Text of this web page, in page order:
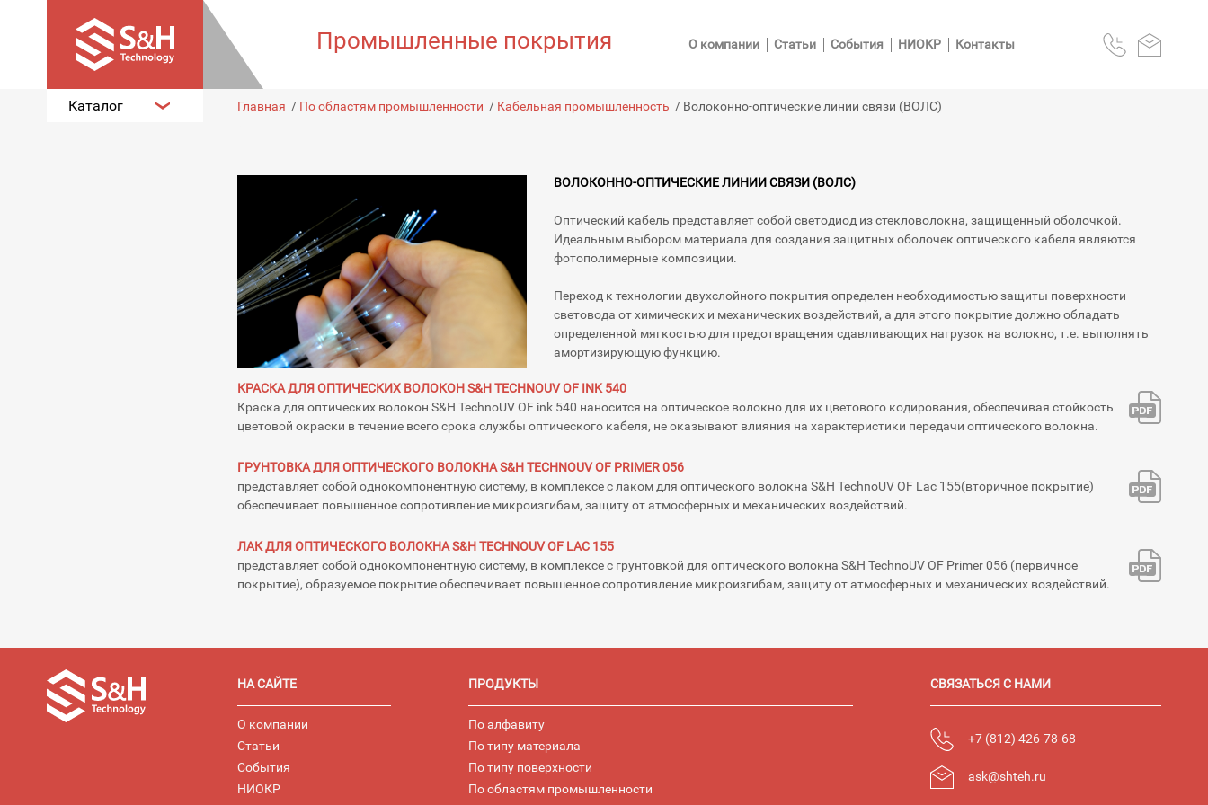
Каталог
Промышленные покрытия О компании Статьи События НИОКР Контакты
Главная / По областям промышленности / Кабельная промышленность / Волоконно-оптические линии связи (ВОЛС)
ВОЛОКОННО-ОПТИЧЕСКИЕ ЛИНИИ СВЯЗИ (ВОЛС)
Оптический кабель представляет собой светодиод из стекловолокна, защищенный оболочкой.
Идеальным выбором материала для создания защитных оболочек оптического кабеля являются
фотополимерные композиции.
Переход к технологии двухслойного покрытия определен необходимостью защиты поверхности
световода от химических и механических воздействий, а для этого покрытие должно обладать
определенной мягкостью для предотвращения сдавливающих нагрузок на волокно, т.е. выполнять
амортизирующую функцию.
КРАСКА ДЛЯ ОПТИЧЕСКИХ ВОЛОКОН S&H TECHNОUV OF INK 540
Краска для оптических волокон S&H TechnоUV OF ink 540 наносится на оптическое волокно для их цветового кодирования, обеспечивая стойкость
цветовой окраски в течение всего срока службы оптического кабеля, не оказывают влияния на характеристики передачи оптического волокна.
ГРУНТОВКА ДЛЯ ОПТИЧЕСКОГО ВОЛОКНА S&H TECHNOUV OF PRIMER 056
представляет собой однокомпонентную систему, в комплексе c лаком для оптического волокна S&H TechnoUV OF Lac 155(вторичное покрытие)
обеспечивает повышенное сопротивление микроизгибам, защиту от атмосферных и механических воздействий.
ЛАК ДЛЯ ОПТИЧЕСКОГО ВОЛОКНА S&H TECHNOUV OF LAC 155
представляет собой однокомпонентную систему, в комплексе c грунтовкой для оптического волокна S&H TechnoUV OF Primer 056 (первичное
покрытие), образуемое покрытие обеспечивает повышенное сопротивление микроизгибам, защиту от атмосферных и механических воздействий.
НА САЙТЕ ПРОДУКТЫ СВЯЗАТЬСЯ С НАМИ
О компании
Статьи
События
НИОКР
По алфавиту
По типу материала
По типу поверхности
По областям промышленности
+7 (812) 426-78-68
ask@shteh.ru